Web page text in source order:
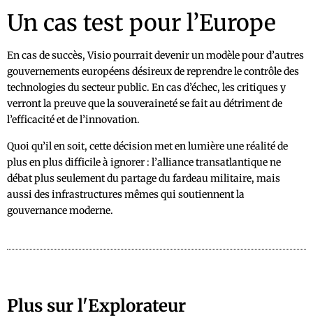
Un cas test pour l’Europe
En cas de succès, Visio pourrait devenir un modèle pour d’autres
gouvernements européens désireux de reprendre le contrôle des
technologies du secteur public. En cas d’échec, les critiques y
verront la preuve que la souveraineté se fait au détriment de
l’efficacité et de l’innovation.
Quoi qu’il en soit, cette décision met en lumière une réalité de
plus en plus difficile à ignorer : l’alliance transatlantique ne
débat plus seulement du partage du fardeau militaire, mais
aussi des infrastructures mêmes qui soutiennent la
gouvernance moderne.
Plus sur l'Explorateur